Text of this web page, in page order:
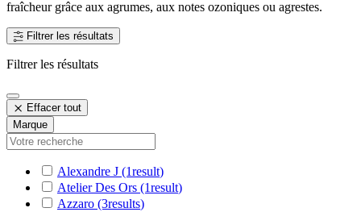
fraîcheur grâce aux agrumes, aux notes ozoniques ou agrestes.
Filtrer les résultats
Filtrer les résultats
Effacer tout
Marque
Alexandre J (1result)
Atelier Des Ors (1result)
Azzaro (3results)